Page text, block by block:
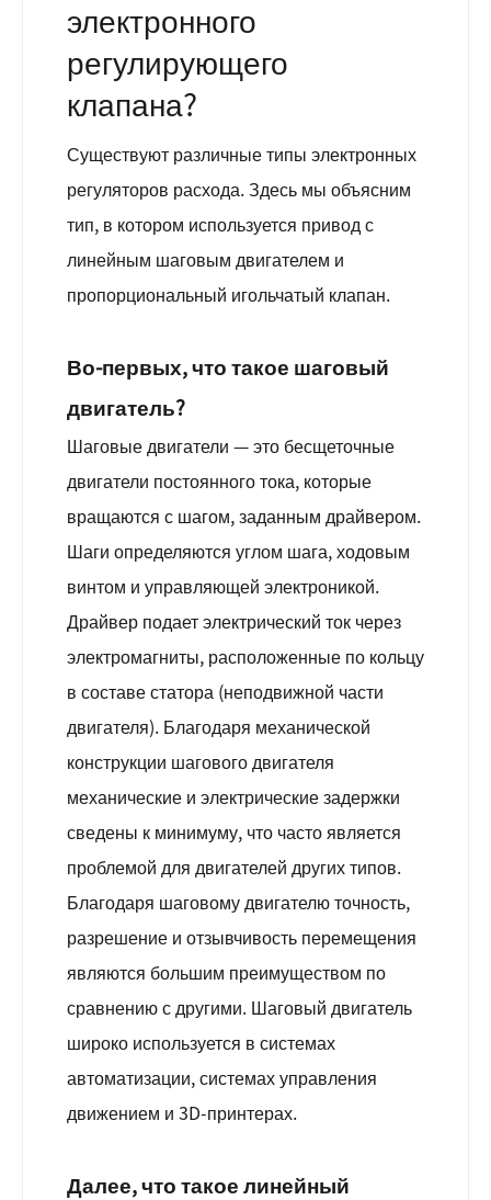
электронного
регулирующего
клапана?
Существуют различные типы электронных
регуляторов расхода. Здесь мы объясним
тип, в котором используется привод с
линейным шаговым двигателем и
пропорциональный игольчатый клапан.
Во-первых, что такое шаговый
двигатель?
Шаговые двигатели — это бесщеточные
двигатели постоянного тока, которые
вращаются с шагом, заданным драйвером.
Шаги определяются углом шага, ходовым
винтом и управляющей электроникой.
Драйвер подает электрический ток через
электромагниты, расположенные по кольцу
в составе статора (неподвижной части
двигателя). Благодаря механической
конструкции шагового двигателя
механические и электрические задержки
сведены к минимуму, что часто является
проблемой для двигателей других типов.
Благодаря шаговому двигателю точность,
разрешение и отзывчивость перемещения
являются большим преимуществом по
сравнению с другими. Шаговый двигатель
широко используется в системах
автоматизации, системах управления
движением и 3D-принтерах.
Далее, что такое линейный